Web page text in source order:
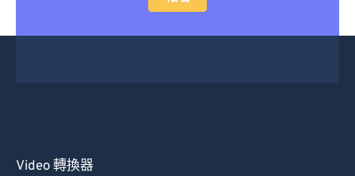
Video 轉換器